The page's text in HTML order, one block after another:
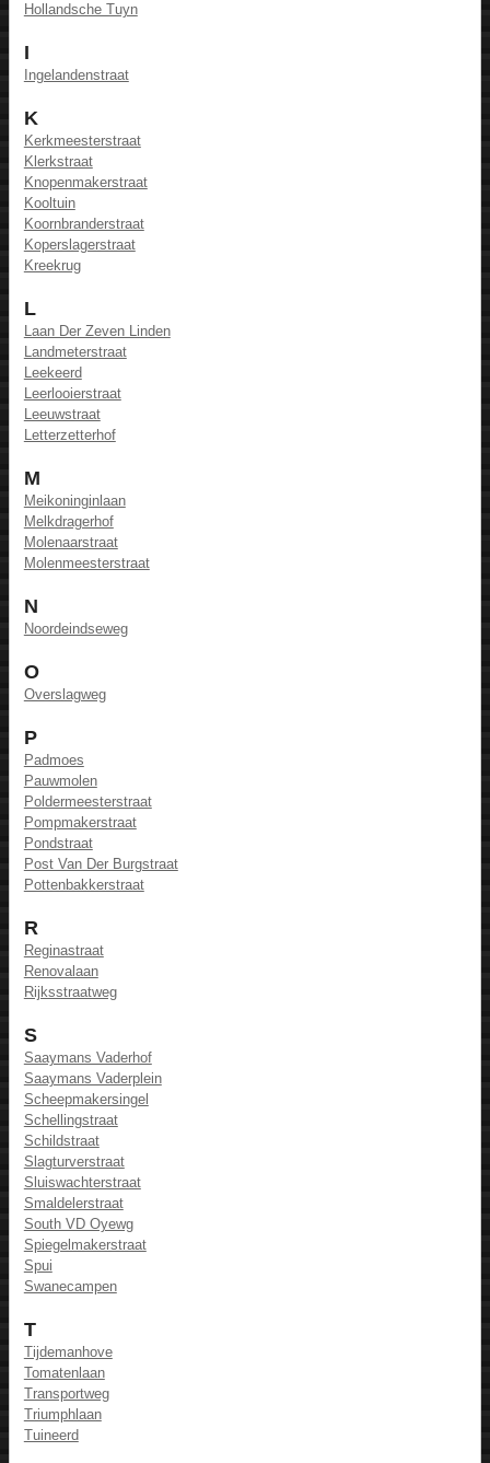
Hollandsche Tuyn
I
Ingelandenstraat
K
Kerkmeesterstraat
Klerkstraat
Knopenmakerstraat
Kooltuin
Koornbranderstraat
Koperslagerstraat
Kreekrug
L
Laan Der Zeven Linden
Landmeterstraat
Leekeerd
Leerlooierstraat
Leeuwstraat
Letterzetterhof
M
Meikoninginlaan
Melkdragerhof
Molenaarstraat
Molenmeesterstraat
N
Noordeindseweg
O
Overslagweg
P
Padmoes
Pauwmolen
Poldermeesterstraat
Pompmakerstraat
Pondstraat
Post Van Der Burgstraat
Pottenbakkerstraat
R
Reginastraat
Renovalaan
Rijksstraatweg
S
Saaymans Vaderhof
Saaymans Vaderplein
Scheepmakersingel
Schellingstraat
Schildstraat
Slagturverstraat
Sluiswachterstraat
Smaldelerstraat
South VD Oyewg
Spiegelmakerstraat
Spui
Swanecampen
T
Tijdemanhove
Tomatenlaan
Transportweg
Triumphlaan
Tuineerd